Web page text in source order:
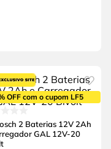
OFF com o cupom LF5
2 Baterias 12V 2Ah
GAL 12V-20